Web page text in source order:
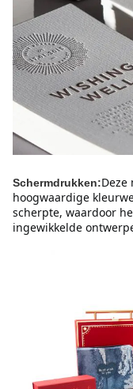
Schermdrukken:Deze
hoogwaardige
scherpte, waardoor
ingewikkelde